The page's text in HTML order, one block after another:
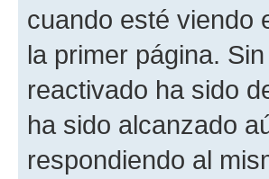
cuando esté viendo
la primer página.
reactivado ha sido
ha sido alcanzado
respondiendo al